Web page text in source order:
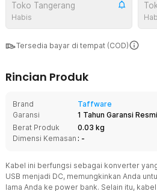
Toko Tangerang
Habis
Tersedia bayar di tempat (COD)
Rincian Produk
Brand
Taffware
Garansi
1 Tahun Garansi Resmi
Berat Produk
0.03 kg
Dimensi Kemasan : -
Kabel ini berfungsi sebagai konverter
USB menjadi DC, memungkinkan Anda
lama Anda ke power bank. Selain itu,